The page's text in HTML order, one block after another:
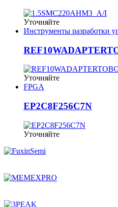
Уточняйте
Инструменты разработки
Уточняйте
FPGA
EP2C8F256C7N
Уточняйте